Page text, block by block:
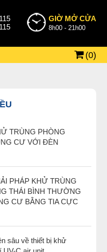
GIỜ MỞ CỬA
8h00 - 21h00
(0)
TRÙNG PHÒNG
CƯ VỚI ĐÈN
PHÁP KHỬ TRÙNG
THÁI BÌNH THƯỜNG
CƯ BẰNG TIA CỰC
sâu về thiết bị khử